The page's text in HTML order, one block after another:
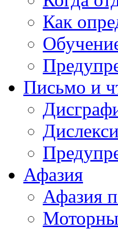
Как
Письмо и
Афазия
Афазия